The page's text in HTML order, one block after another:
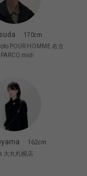
170cm
POUR HOMME 名古
PARCO midi
162cm
大丸札幌店